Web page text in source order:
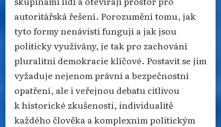
autoritářská řešení. Porozumění tomu, jak
tyto formy nenávisti fungují a jak jsou
politicky využívány, je tak pro zachování
pluralitní demokracie klíčové. Postavit se jim
vyžaduje nejenom právní a bezpečnostní
opatření, ale i veřejnou debatu citlivou
k historické zkušenosti, individualitě
každého člověka a komplexním politickým